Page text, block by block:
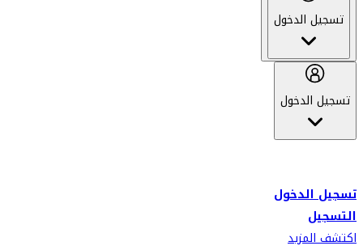
تسجيل الدخول
تسجيل الدخول
تسجيل الدخول
التسجيل
اكتشف المزيد